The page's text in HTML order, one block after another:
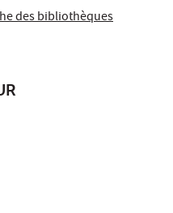
des bibliothèques